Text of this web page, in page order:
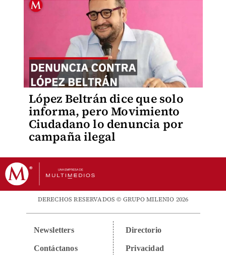
López Beltrán dice que solo
informa, pero Movimiento
Ciudadano lo denuncia por
campaña ilegal
DERECHOS RESERVADOS © GRUPO MILENIO 2026
Newsletters
Contáctanos
Directorio
Privacidad